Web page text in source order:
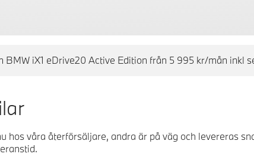
BMW iX1 eDrive20 Active Edition från 5 995 kr/mån inkl
hos våra återförsäljare, andra är på väg och levereras